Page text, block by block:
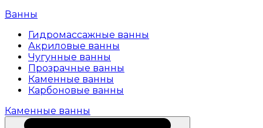
Ванны
Гидромассажные ванны
Акриловые ванны
Чугунные ванны
Прозрачные ванны
Каменные ванны
Карбоновые ванны
Каменные ванны